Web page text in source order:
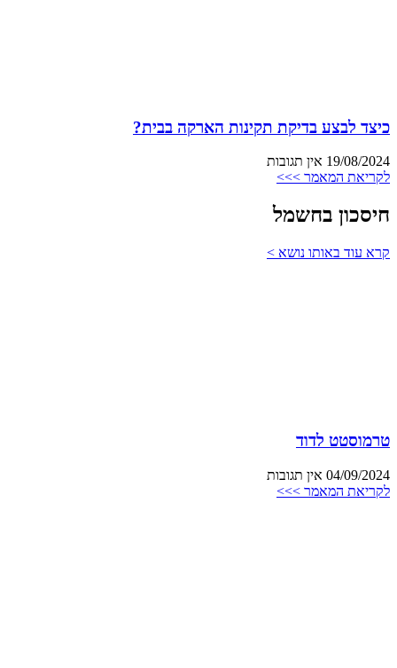
כיצד לבצע בדיקת תקינות הארקה בבית?
19/08/2024 אין תגובות
לקריאת המאמר >>>
חיסכון בחשמל
קרא עוד באותו נושא >
טרמוסטט לדוד
04/09/2024 אין תגובות
לקריאת המאמר >>>